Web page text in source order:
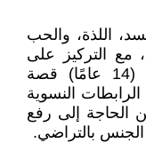
اللذة، والحب
مع التركيز على
أهمية التربية الجنسية. تروي أنجيل (14 عامًا) قصة
النسوية
الحاجة إلى رفع
بالتراضي.